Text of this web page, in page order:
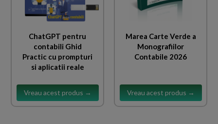
ChatGPT pentru
contabili Ghid
Practic cu prompturi
si aplicatii reale
Vreau acest produs →
Marea Carte Verde a
Monografiilor
Contabile 2026
Vreau acest produs →